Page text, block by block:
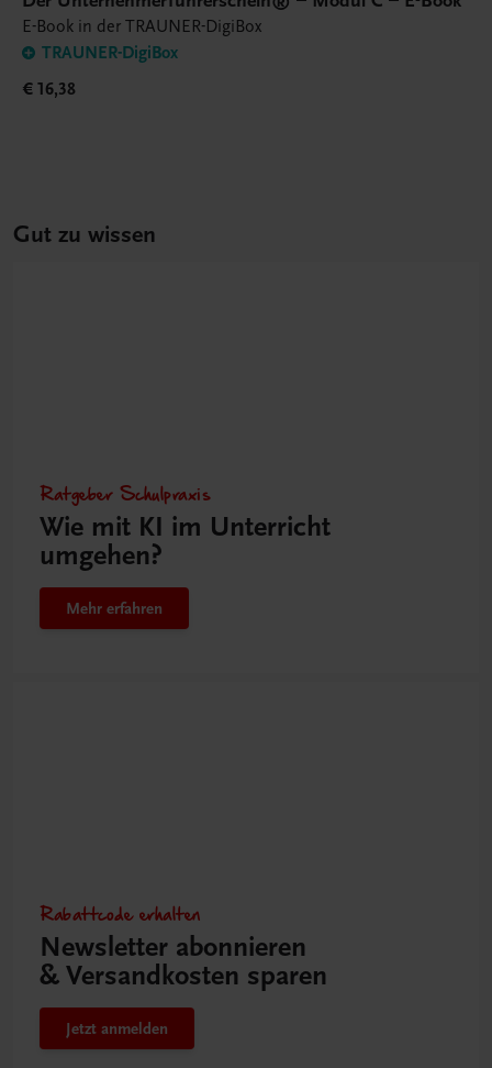
E-Book in der TRAUNER-DigiBox
TRAUNER-DigiBox
€ 16,38
Gut zu wissen
Ratgeber Schulpraxis
Wie mit KI im Unterricht
umgehen?
Mehr erfahren
Rabattcode erhalten
Newsletter abonnieren
& Versandkosten sparen
Jetzt anmelden